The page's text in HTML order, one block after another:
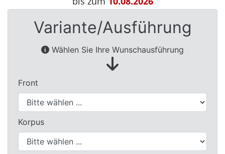
Variante/Ausführung
Wählen Sie Ihre Wunschausführung
Front
Korpus
Massivholzbetten
Kommoden
Bettbänke
Kleiderständer
&